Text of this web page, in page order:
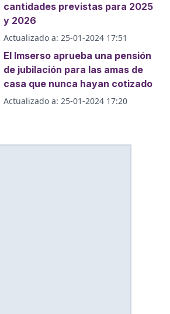
cantidades previstas para 2025
y 2026
Actualizado a: 25-01-2024 17:51
El Imserso aprueba una pensión
de jubilación para las amas de
casa que nunca hayan cotizado
Actualizado a: 25-01-2024 17:20